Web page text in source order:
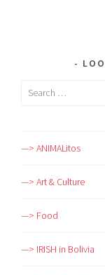
Search
—> ANIMALitos
—> Art & Culture
—> Food
—> IRISH in Bolivia